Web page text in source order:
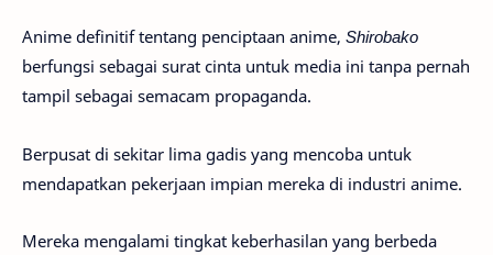
Anime definitif tentang penciptaan anime, Shirobako
berfungsi sebagai surat cinta untuk media ini tanpa pernah
tampil sebagai semacam propaganda.
Berpusat di sekitar lima gadis yang mencoba untuk
mendapatkan pekerjaan impian mereka di industri anime.
Mereka mengalami tingkat keberhasilan yang berbeda